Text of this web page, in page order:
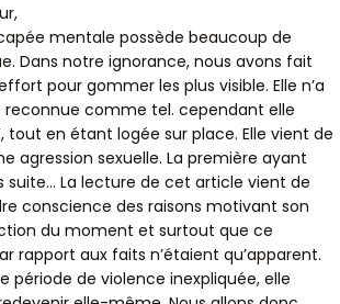
mentale possède beaucoup de
Dans notre ignorance, nous avons fait
pour gommer les plus visible. Elle n’a
comme tel. cependant elle
tout en étant logée sur place. Elle vient de
agression sexuelle. La première ayant
suite… La lecture de cet article vient de
conscience des raisons motivant son
du moment et surtout que ce
rapport aux faits n’étaient qu’apparent.
période de violence inexpliquée, elle